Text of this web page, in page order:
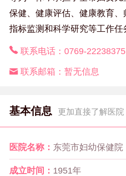
保健、健康评估、健康教育、
指标监测和科学研究等工作任
联系电话：0769-22238375
联系邮箱：暂无信息
基本信息 更加直接了解医院
医院名称： 东莞市妇幼保健院
成立时间： 1951年